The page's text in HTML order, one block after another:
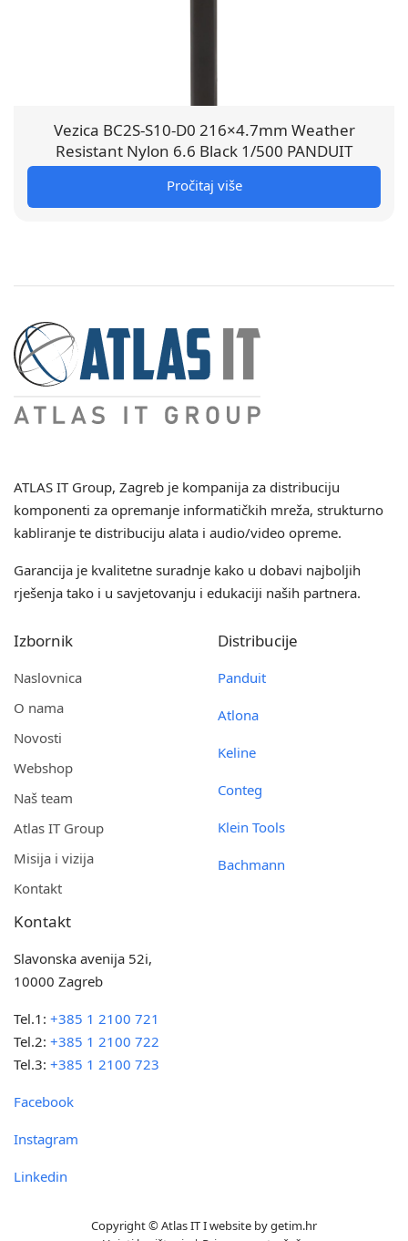
Vezica BC2S-S10-D0 216×4.7mm Weather
Resistant Nylon 6.6 Black 1/500 PANDUIT
Pročitaj više
ATLAS IT Group, Zagreb je kompanija za distribuciju
komponenti za opremanje informatičkih mreža, strukturno
kabliranje te distribuciju alata i audio/video opreme.
Garancija je kvalitetne suradnje kako u dobavi najboljih
rješenja tako i u savjetovanju i edukaciji naših partnera.
Izbornik
Naslovnica
O nama
Novosti
Webshop
Naš team
Atlas IT Group
Misija i vizija
Kontakt
Distribucije
Panduit
Atlona
Keline
Conteg
Klein Tools
Bachmann
Kontakt
Slavonska avenija 52i,
10000 Zagreb
Tel.1:+385 1 2100 721
Tel.2:+385 1 2100 722
Tel.3:+385 1 2100 723
Facebook
Instagram
Linkedin
Copyright © Atlas IT I website bygetim.hr